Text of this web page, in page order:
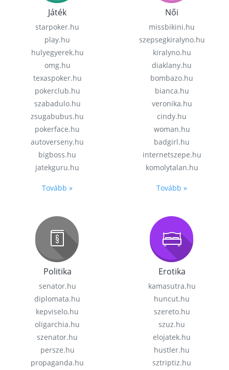
Játék
starpoker.hu
play.hu
hulyegyerek.hu
omg.hu
texaspoker.hu
pokerclub.hu
szabadulo.hu
zsugabubus.hu
pokerface.hu
autoverseny.hu
bigboss.hu
jatekguru.hu
Tovább »
Női
missbikini.hu
szepsegkiralyno.hu
kiralyno.hu
diaklany.hu
bombazo.hu
bianca.hu
veronika.hu
cindy.hu
woman.hu
badgirl.hu
internetszepe.hu
komolytalan.hu
Tovább »
Politika
senator.hu
diplomata.hu
kepviselo.hu
oligarchia.hu
szenator.hu
persze.hu
propaganda.hu
Erotika
kamasutra.hu
huncut.hu
szereto.hu
szuz.hu
elojatek.hu
hustler.hu
sztriptiz.hu